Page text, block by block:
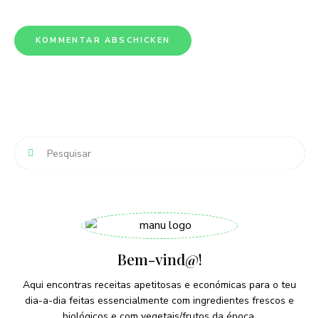
Bem-vind@!
Aqui encontras receitas apetitosas e económicas para o teu
dia-a-dia feitas essencialmente com ingredientes frescos e